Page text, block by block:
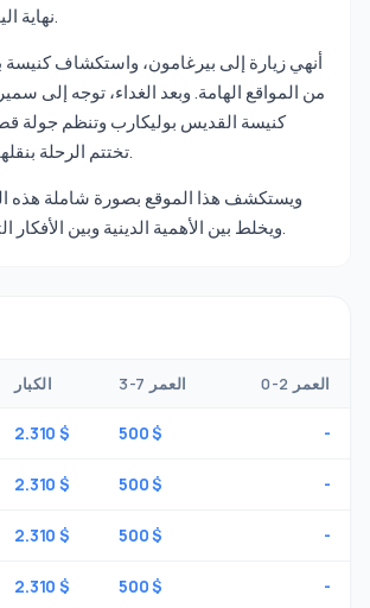
نهاية اليوم في بيرغامون.
أنهي زيارة إلى بيرغامون، واستكشاف كنيسة
من المواقع الهامة. وبعد الغداء، توجه إلى
كنيسة القديس بوليكارب وتنظم جولة
تختتم الرحلة بنقلها إلى مطار إزمير.
ويستكشف هذا الموقع بصورة شاملة هذه
ويخلط بين الأهمية الدينية وبين الأفكار الثقافية والتاريخية.
الكبار 3-7 العمر 0-2 العمر
2.310 $ 500 $ -
2.310 $ 500 $ -
2.310 $ 500 $ -
2.310 $ 500 $ -